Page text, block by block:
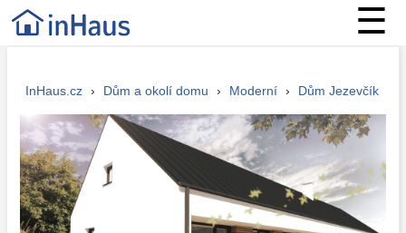
☰
InHaus.cz › Dům a okolí domu › Moderní › Dům Jezevčík